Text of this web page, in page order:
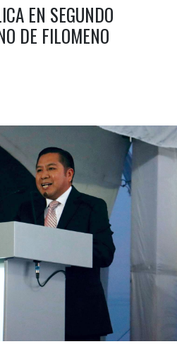
EN SEGUNDO
DE FILOMENO